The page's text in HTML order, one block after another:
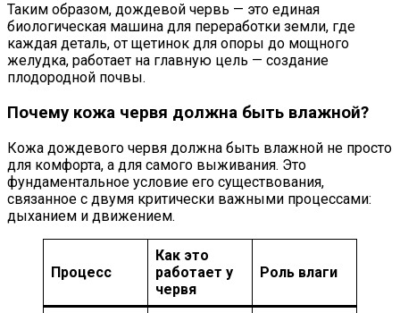
Таким образом, дождевой червь — это единая
биологическая машина для переработки земли, где
каждая деталь, от щетинок для опоры до мощного
желудка, работает на главную цель — создание
плодородной почвы.
Почему кожа червя должна быть влажной?
Кожа дождевого червя должна быть влажной не просто
для комфорта, а для самого выживания. Это
фундаментальное условие его существования,
связанное с двумя критически важными процессами:
дыханием и движением.
Процесс
Как это
работает у
червя
Роль влаги